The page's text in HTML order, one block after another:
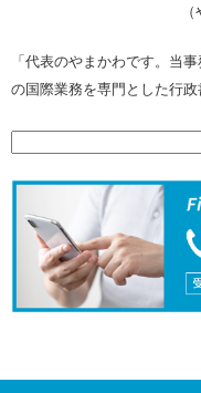
「代表のやまかわです。当
の国際業務を専門とした行政